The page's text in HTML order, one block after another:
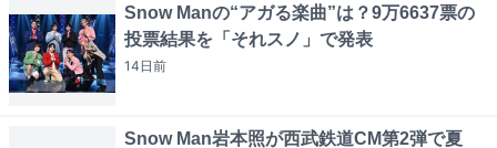
Snow Manの“アガる楽曲”は？9万6637票の
投票結果を「それスノ」で発表
14日前
Snow Man岩本照が西武鉄道CM第2弾で夏